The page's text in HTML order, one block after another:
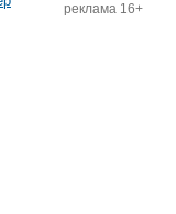
реклама 16+